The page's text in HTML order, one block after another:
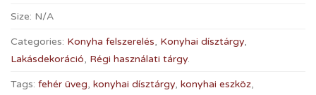
Size: N/A
Categories: Konyha felszerelés, Konyhai dísztárgy,
Lakásdekoráció, Régi használati tárgy.
Tags: fehér üveg, konyhai dísztárgy, konyhai eszköz,